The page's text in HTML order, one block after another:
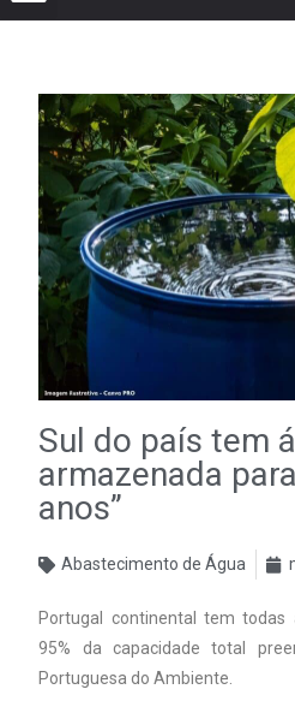
Sul do país tem
armazenada
anos”
Abastecimento de Água
Portugal continental tem todas
95% da capacidade total
Portuguesa do Ambiente.